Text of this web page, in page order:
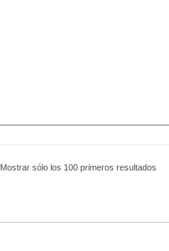
Mostrar sólo los 100 primeros resultados